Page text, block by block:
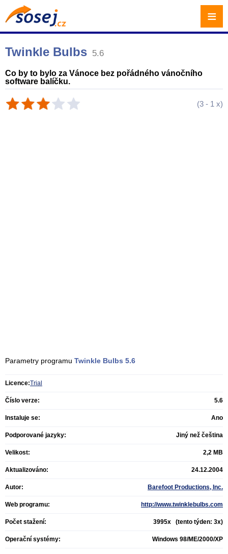
Twinkle Bulbs 5.6
Co by to bylo za Vánoce bez pořádného vánočního
software balíčku.
(3 - 1 x)
Parametry programu Twinkle Bulbs 5.6
Licence:Trial
Číslo verze: 5.6
Instaluje se: Ano
Podporované jazyky: Jiný než čeština
Velikost: 2,2 MB
Aktualizováno: 24.12.2004
Autor: Barefoot Productions, Inc.
Web programu: http://www.twinklebulbs.com
Počet stažení: 3995x (tento týden: 3x)
Operační systémy: Windows 98/ME/2000/XP
≡